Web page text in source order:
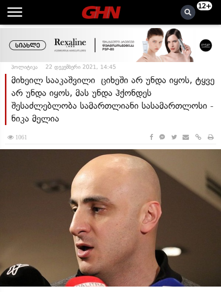
12+
პოლიტიკა 22 დეკემბერი 2021, 14:45
მიხეილ სააკაშვილი ციხეში არ უნდა იყოს, ტყვე
არ უნდა იყოს, მას უნდა ჰქონდეს
შესაძლებლობა სამართლიანი სასამართლოსი -
ნიკა მელია
1061